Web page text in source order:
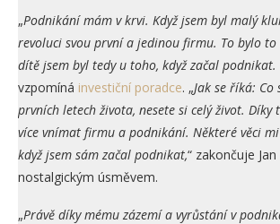
„Podnikání mám v krvi. Když jsem byl malý
revoluci svou první a jedinou firmu. To bylo to
dítě jsem byl tedy u toho, když začal
vzpomíná investiční poradce. „Jak se říká: Co
prvních letech života, nesete si celý život. Díky
více vnímat firmu a podnikání. Některé věci mi
když jsem sám začal podnikat,“ zakončuje
nostalgickým úsměvem.
„Právě díky mému zázemí a vyrůstání v